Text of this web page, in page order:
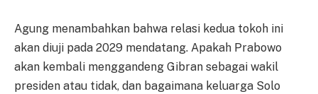
Agung menambahkan bahwa relasi kedua tokoh ini
akan diuji pada 2029 mendatang. Apakah Prabowo
akan kembali menggandeng Gibran sebagai wakil
presiden atau tidak, dan bagaimana keluarga Solo